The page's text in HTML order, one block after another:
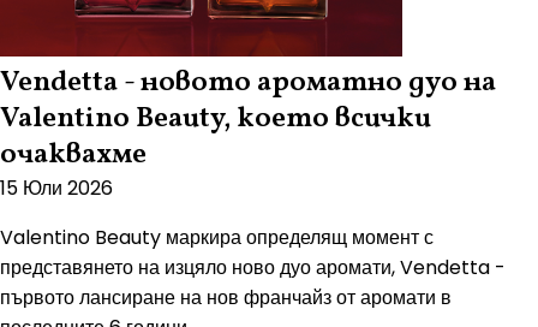
Vendetta - новото ароматно дуо на
Valentino Beauty, което всички
очаквахме
15 Юли 2026
Valentino Beauty маркира определящ момент с
представянето на изцяло ново дуо аромати, Vendetta -
първото лансиране на нов франчайз от аромати в